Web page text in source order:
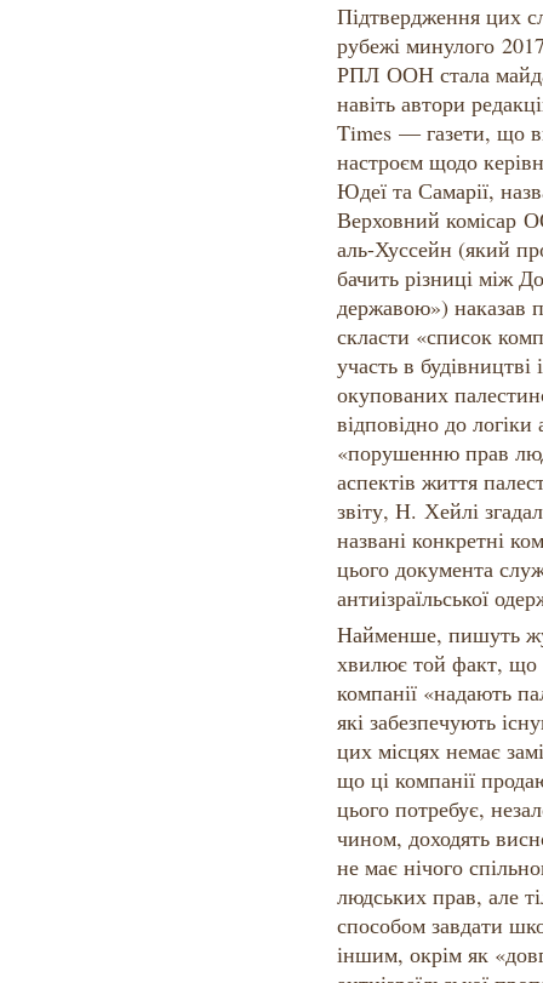
Підтвердження цих
рубежі минулого
РПЛ ООН стала
навіть автори
Times — газети, що
настроєм щодо
Юдеї та Самарії,
Верховний комісар
аль-Хуссейн (який
бачить різниці між
державою») наказав
скласти «список
участь в будівництві
окупованих
відповідно до
«порушенню прав
аспектів життя
звіту, Н. Хейлі
названі конкретні
цього документа
антиізраїльської
Найменше, пишуть
хвилює той факт, що
компанії «надають
які забезпечують
цих місцях немає
що ці компанії
цього потребує,
чином, доходять
не має нічого
людських прав, але
способом завдати
іншим, окрім як